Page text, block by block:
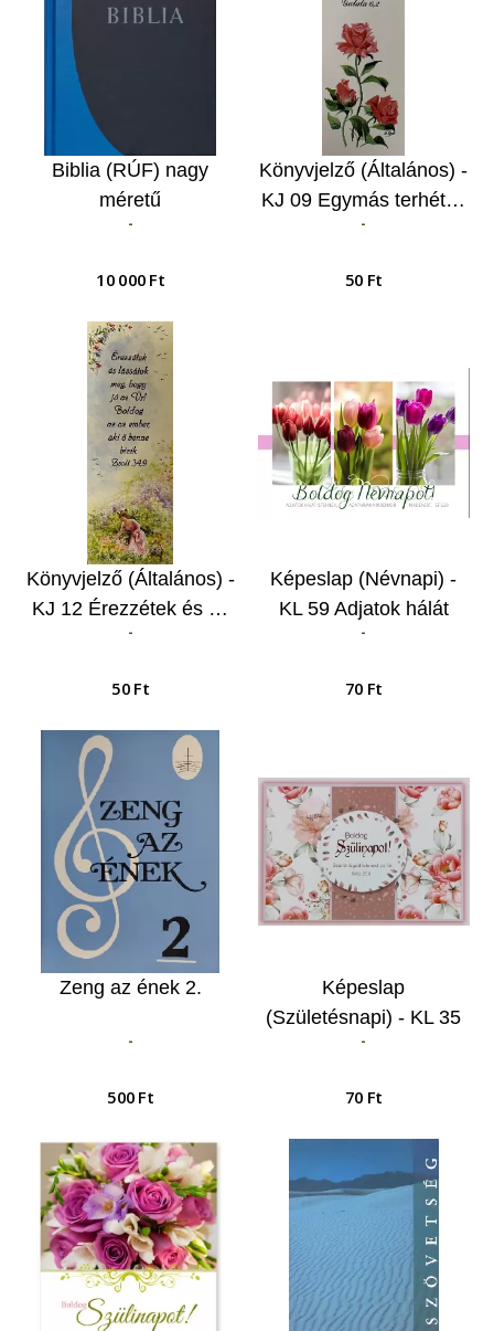
Biblia (RÚF) nagy
méretű
-
10 000 Ft
Könyvjelző (Általános) -
KJ 09 Egymás terhét…
-
50 Ft
Könyvjelző (Általános) -
KJ 12 Érezzétek és …
-
50 Ft
Képeslap (Névnapi) -
KL 59 Adjatok hálát
Istennek, az Atyának
-
70 Ft
Zeng az ének 2.
-
500 Ft
Képeslap
(Születésnapi) - KL 35
Szeret téged Istened…
-
70 Ft